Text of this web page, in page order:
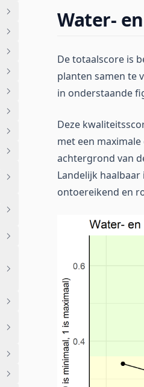
Water-
De totaalscore is
planten samen te
in onderstaande
Deze
met een
achtergrond van
Landelijk
ontoereikend en